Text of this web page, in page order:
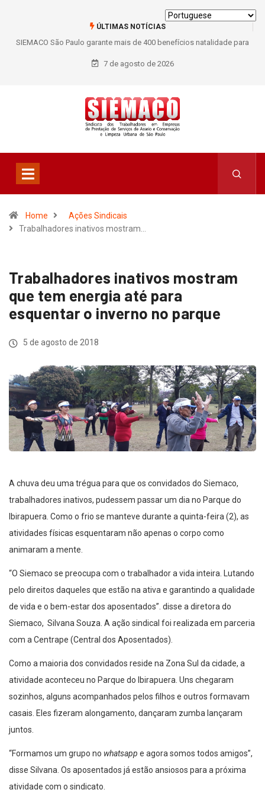
ÚLTIMAS NOTÍCIAS
SIEMACO São Paulo garante mais de 400 benefícios natalidade para
trabalhadores do Asseio em 2026
7 de agosto de 2026
Home
Ações Sindicais
Trabalhadores inativos mostram…
Trabalhadores inativos mostram
que tem energia até para
esquentar o inverno no parque
5 de agosto de 2018
A chuva deu uma trégua para que os convidados do Siemaco,
trabalhadores inativos, pudessem passar um dia no Parque do
Ibirapuera. Como o frio se manteve durante a quinta-feira (2), as
atividades físicas esquentaram não apenas o corpo como
animaram a mente.
“O Siemaco se preocupa com o trabalhador a vida inteira. Lutando
pelo direitos daqueles que estão na ativa e garantindo a qualidade
de vida e o bem-estar dos aposentados”. disse a diretora do
Siemaco, Silvana Souza. A ação sindical foi realizada em parceria
com a Centrape (Central dos Aposentados).
Como a maioria dos convidados reside na Zona Sul da cidade, a
atividade aconteceu no Parque do Ibirapuera. Uns chegaram
sozinhos, alguns acompanhados pelos filhos e outros formavam
casais. Eles fizeram alongamento, dançaram zumba lançaram
juntos.
“Formamos um grupo no whatsapp e agora somos todos amigos”,
disse Silvana. Os aposentados já estão ansiosos para a próxima
atividade com o sindicato.